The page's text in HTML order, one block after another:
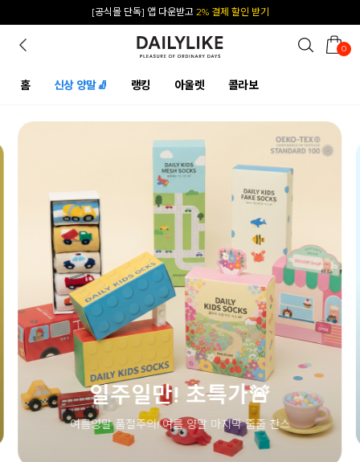
카카오 플친 추가하면1천원 즉시 할인 쿠폰
0
홈 신상 양말🧦 랭킹 아울렛 콜라보
일주일만! 초특가🚨
름양말 품절주의! 여름 양말 마지막 줍줍 찬스